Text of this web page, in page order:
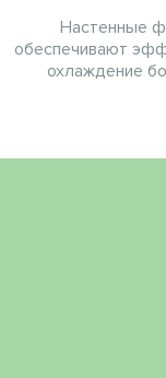
Настенные
обеспечивают
охлаждение